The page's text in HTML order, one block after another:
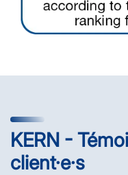
KERN -
client·e·s